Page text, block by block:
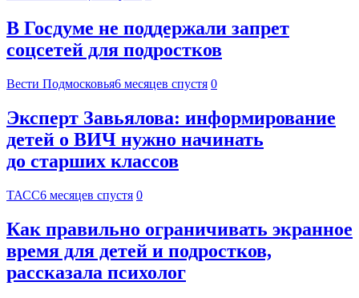
В Госдуме не поддержали запрет
соцсетей для подростков
Вести Подмосковья6 месяцев спустя 0
Эксперт Завьялова: информирование
детей о ВИЧ нужно начинать
до старших классов
ТАСС6 месяцев спустя 0
Как правильно ограничивать экранное
время для детей и подростков,
рассказала психолог